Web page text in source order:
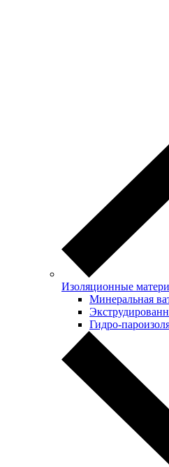
Изоляционные
Минеральная
Гидро-